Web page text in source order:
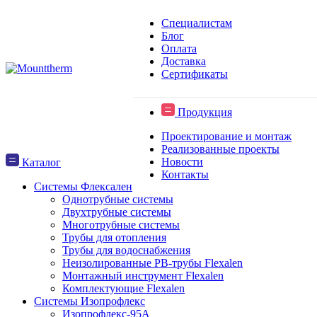
Специалистам
Блог
Оплата
Доставка
Сертификаты
Продукция
Проектирование и монтаж
Реализованные проекты
Новости
Контакты
Каталог
Системы Флексален
Однотрубные системы
Двухтрубные системы
Многотрубные системы
Трубы для отопления
Трубы для водоснабжения
Неизолированные PB-трубы Flexalen
Монтажный инструмент Flexalen
Комплектующие Flexalen
Системы Изопрофлекс
Изопрофлекс-95А